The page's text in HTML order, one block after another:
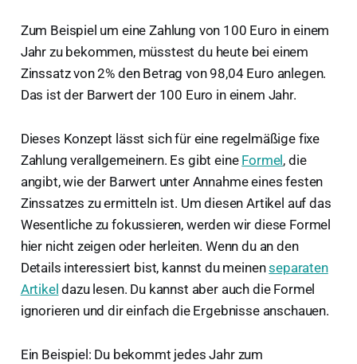
E
U
R
Zum Beispiel um eine Zahlung von 100 Euro in einem
Jahr zu bekommen, müsstest du heute bei einem
Zinssatz von 2% den Betrag von 98,04 Euro anlegen.
Das ist der Barwert der 100 Euro in einem Jahr.
Dieses Konzept lässt sich für eine regelmäßige fixe
Zahlung verallgemeinern. Es gibt eine Formel , die
angibt, wie der Barwert unter Annahme eines festen
Zinssatzes zu ermitteln ist. Um diesen Artikel auf das
Wesentliche zu fokussieren, werden wir diese Formel
hier nicht zeigen oder herleiten. Wenn du an den
Details interessiert bist, kannst du meinenseparaten
Artikel dazu lesen. Du kannst aber auch die Formel
ignorieren und dir einfach die Ergebnisse anschauen.
Ein Beispiel: Du bekommt jedes Jahr zum